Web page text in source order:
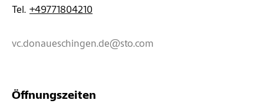
Tel. +49771804210
vc.donaueschingen.de@sto.com
Öffnungszeiten